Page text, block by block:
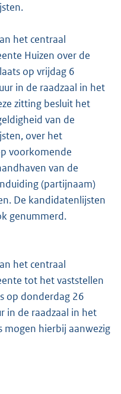
het centraal
Huizen over de
op vrijdag 6
in de raadzaal in het
zitting besluit het
van de
over het
voorkomende
van de
(partijnaam)
De kandidatenlijsten
genummerd.
het centraal
tot het vaststellen
op donderdag 26
in de raadzaal in het
mogen hierbij aanwezig